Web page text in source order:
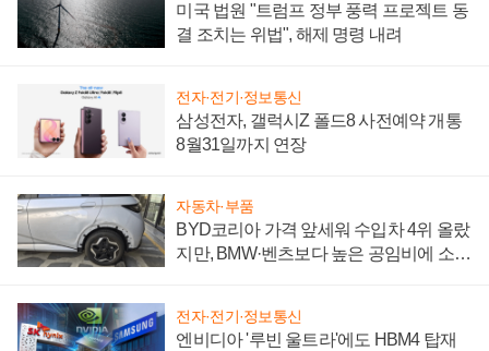
미국 법원 "트럼프 정부 풍력 프로젝트 동
결 조치는 위법", 해제 명령 내려
전자·전기·정보통신
삼성전자, 갤럭시Z 폴드8 사전예약 개통
8월31일까지 연장
자동차·부품
BYD코리아 가격 앞세워 수입차 4위 올랐
지만, BMW·벤츠보다 높은 공임비에 소비
전자·전기·정보통신
엔비디아 '루빈 울트라'에도 HBM4 탑재